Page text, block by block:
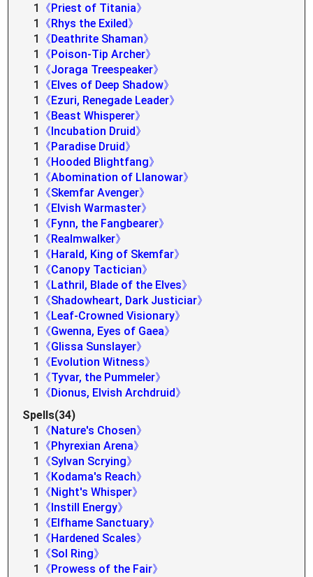
1
《Priest of Titania》
1
《Rhys the Exiled》
1
《Deathrite Shaman》
1
《Poison-Tip Archer》
1
《Joraga Treespeaker》
1
《Elves of Deep Shadow》
1
《Ezuri, Renegade Leader》
1
《Beast Whisperer》
1
《Incubation Druid》
1
《Paradise Druid》
1
《Hooded Blightfang》
1
《Abomination of Llanowar》
1
《Skemfar Avenger》
1
《Elvish Warmaster》
1
《Fynn, the Fangbearer》
1
《Realmwalker》
1
《Harald, King of Skemfar》
1
《Canopy Tactician》
1
《Lathril, Blade of the Elves》
1
《Shadowheart, Dark Justiciar》
1
《Leaf-Crowned Visionary》
1
《Gwenna, Eyes of Gaea》
1
《Glissa Sunslayer》
1
《Evolution Witness》
1
《Tyvar, the Pummeler》
1
《Dionus, Elvish Archdruid》
Spells(34)
1
《Nature's Chosen》
1
《Phyrexian Arena》
1
《Sylvan Scrying》
1
《Kodama's Reach》
1
《Night's Whisper》
1
《Instill Energy》
1
《Elfhame Sanctuary》
1
《Hardened Scales》
1
《Sol Ring》
1
《Prowess of the Fair》